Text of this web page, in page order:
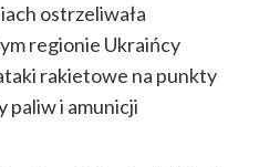
ostrzeliwała
regionie Ukraińcy
rakietowe na punkty
paliw i amunicji